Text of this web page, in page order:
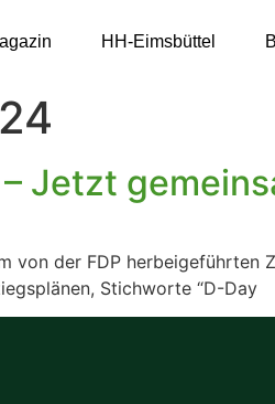
HH-Eimsbüttel
Jetzt
von der FDP herbeigeführten
Stichworte “D-Day